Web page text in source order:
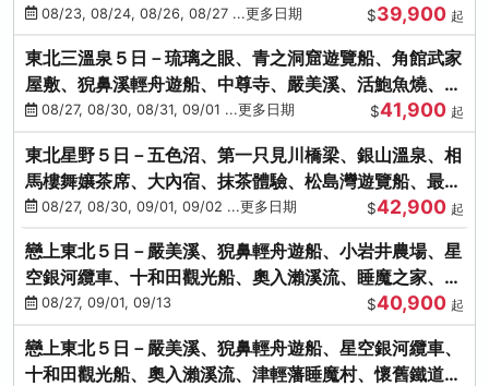
美溪、螃蟹本家
08/23, 08/24, 08/26, 08/27 ...更多日期 $39,900 起
東北三溫泉５日－琉璃之眼、青之洞窟遊覽船、角館武家
屋敷、猊鼻溪輕舟遊船、中尊寺、嚴美溪、活鮑魚燒、烤
牡蠣、握壽司體驗
08/27, 08/30, 08/31, 09/01 ...更多日期 $41,900 起
東北星野５日－五色沼、第一只見川橋梁、銀山溫泉、相
馬樓舞孃茶席、大內宿、抹茶體驗、松島灣遊覽船、最上
川輕舟、螃蟹御膳
08/27, 08/30, 09/01, 09/02 ...更多日期 $42,900 起
戀上東北５日－嚴美溪、猊鼻輕舟遊船、小岩井農場、星
空銀河纜車、十和田觀光船、奧入瀨溪流、睡魔之家、朱
紅社殿（仙台／青森）
08/27, 09/01, 09/13 $40,900 起
戀上東北５日－嚴美溪、猊鼻輕舟遊船、星空銀河纜車、
十和田觀光船、奧入瀨溪流、津輕藩睡魔村、懷舊鐵道